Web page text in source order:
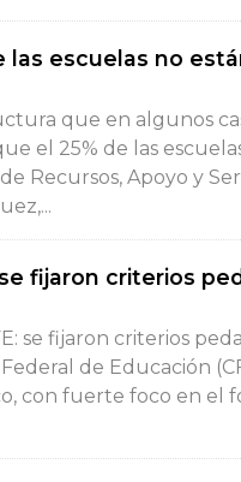
las escuelas no
que en algunos
el 25% de las
Recursos, Apoyo y
fijaron criterios
se fijaron criterios
de Educación
con fuerte foco en el